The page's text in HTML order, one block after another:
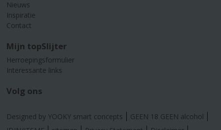
Nieuws
Inspiratie
Contact
Mijn topSlijter
Herroepingsformulier
Interessante links
Volg ons
Designed by YOOKY smart concepts
GEEN 18 GEEN alcohol